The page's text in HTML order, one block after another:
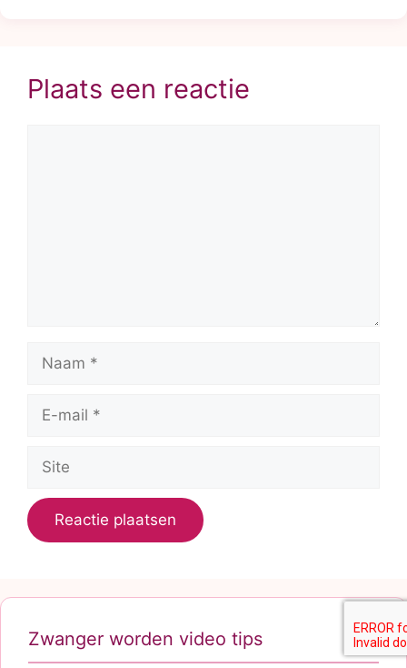
Plaats een reactie
mail
Zwanger worden video tips